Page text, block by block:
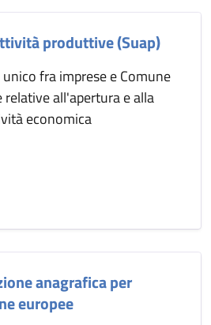
produttive (Suap)
fra imprese e Comune
all'apertura e alla
economica
anagrafica per
europee